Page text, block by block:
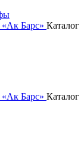
Барс» Каталог
Барс» Каталог